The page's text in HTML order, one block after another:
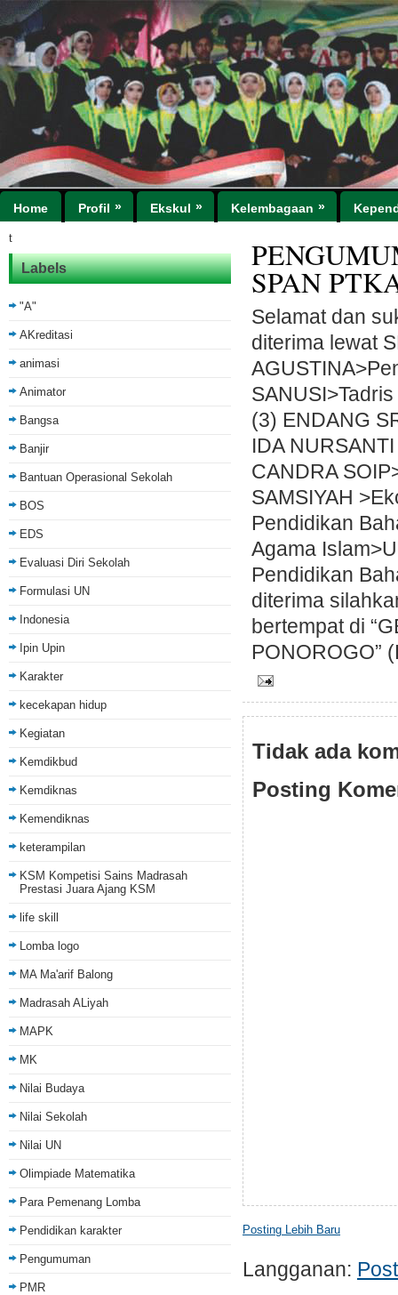
Home Profil » Ekskul » Kelembagaan »
t
Labels
"A"
AKreditasi
animasi
Animator
Bangsa
Banjir
Bantuan Operasional Sekolah
BOS
EDS
Evaluasi Diri Sekolah
Formulasi UN
Indonesia
Ipin Upin
Karakter
kecekapan hidup
Kegiatan
Kemdikbud
Kemdiknas
Kemendiknas
keterampilan
KSM Kompetisi Sains Madrasah
Prestasi Juara Ajang KSM
life skill
Lomba logo
MA Ma'arif Balong
Madrasah ALiyah
MAPK
MK
Nilai Budaya
Nilai Sekolah
Nilai UN
Olimpiade Matematika
Para Pemenang Lomba
Pendidikan karakter
Pengumuman
PMR
SPAN
Selamat dan
diterima lewat
(3) ENDANG
IDA
CANDRA
SAMSIYAH
Pendidikan
Agama
Pendidikan
diterima
bertempat di
PONOROGO”
Tidak ada
Posting
Posting Lebih Baru
Langganan: